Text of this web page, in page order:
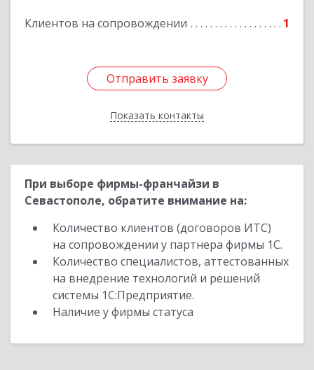
Клиентов на сопровождении 1
Отправить заявку
Показать контакты
Отправить заявку
Назад
При выборе фирмы-франчайзи в
Севастополе, обратите внимание на:
Количество клиентов (договоров ИТС)
на сопровождении у партнера фирмы 1С.
Количество специалистов, аттестованных
на внедрение технологий и решений
системы 1С:Предприятие.
Наличие у фирмы статуса